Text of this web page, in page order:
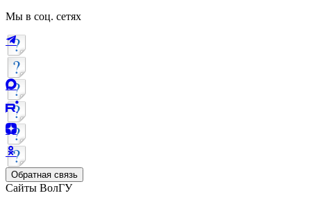
Мы в соц. сетях
Обратная связь
Сайты ВолГУ